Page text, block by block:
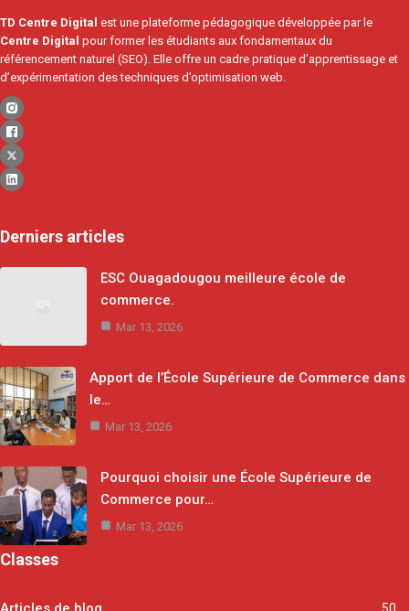
TD Centre Digital est une plateforme pédagogique développée par le
Centre Digital pour former les étudiants aux fondamentaux du
référencement naturel (SEO). Elle offre un cadre pratique d’apprentissage et
d’expérimentation des techniques d’optimisation web.
Derniers articles
ESC Ouagadougou meilleure école de
commerce.
Mar 13, 2026
Apport de l’École Supérieure de Commerce dans
le…
Mar 13, 2026
Pourquoi choisir une École Supérieure de
Commerce pour…
Mar 13, 2026
Classes